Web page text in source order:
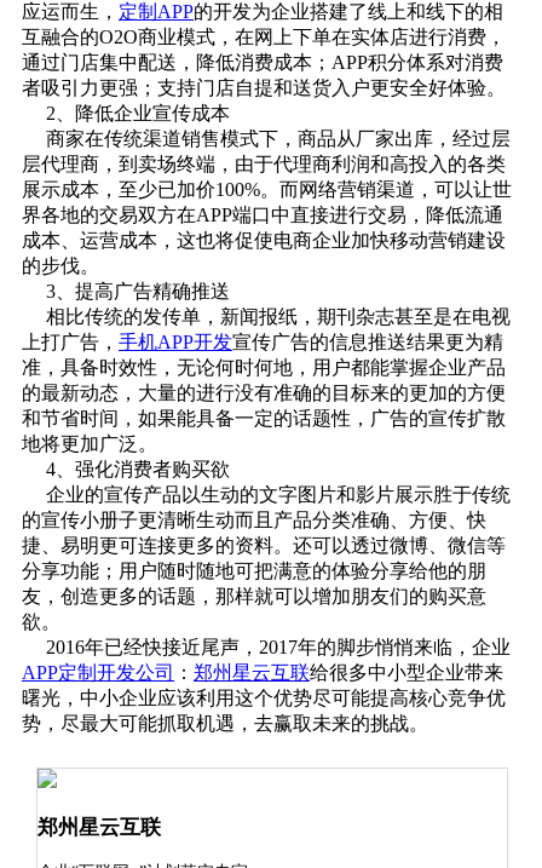
应运而生， 定制APP的开发为企业搭建了线上和线下的相
互融合的O2O商业模式，在网上下单在实体店进行消费，
通过门店集中配送，降低消费成本；APP积分体系对消费
者吸引力更强；支持门店自提和送货入户更安全好体验。
2、降低企业宣传成本
商家在传统渠道销售模式下，商品从厂家出库，经过层
层代理商，到卖场终端，由于代理商利润和高投入的各类
展示成本，至少已加价100%。而网络营销渠道，可以让世
界各地的交易双方在APP端口中直接进行交易，降低流通
成本、运营成本，这也将促使电商企业加快移动营销建设
的步伐。
3、提高广告精确推送
相比传统的发传单，新闻报纸，期刊杂志甚至是在电视
上打广告， 手机APP开发宣传广告的信息推送结果更为精
准，具备时效性，无论何时何地，用户都能掌握企业产品
的最新动态，大量的进行没有准确的目标来的更加的方便
和节省时间，如果能具备一定的话题性，广告的宣传扩散
地将更加广泛。
4、强化消费者购买欲
企业的宣传产品以生动的文字图片和影片展示胜于传统
的宣传小册子更清晰生动而且产品分类准确、方便、快
捷、易明更可连接更多的资料。还可以透过微博、微信等
分享功能；用户随时随地可把满意的体验分享给他的朋
友，创造更多的话题，那样就可以增加朋友们的购买意
欲。
2016年已经快接近尾声，2017年的脚步悄悄来临，企业
APP定制开发公司
： 郑州星云互联给很多中小型企业带来
曙光，中小企业应该利用这个优势尽可能提高核心竞争优
势，尽最大可能抓取机遇，去赢取未来的挑战。
郑州星云互联